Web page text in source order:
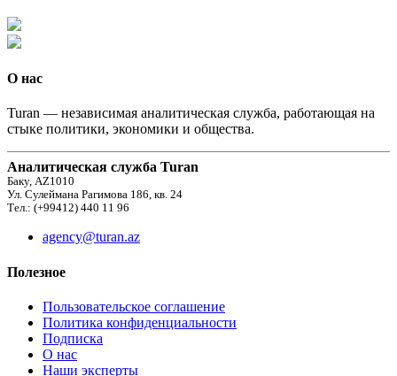
О нас
Turan — независимая аналитическая служба, работающая на
стыке политики, экономики и общества.
Аналитическая служба Turan
Баку, AZ1010
Ул. Сулеймана Рагимова 186, кв. 24
Тел.: (+99412) 440 11 96
agency@turan.az
Полезное
Пользовательское соглашение
Политика конфиденциальности
Подписка
О нас
Наши эксперты